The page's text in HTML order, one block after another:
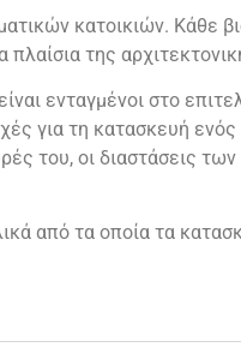
κατοικιών. Κάθε
της
ενταγμένοι στο
για τη κατασκευή ενός
του, οι διαστάσεις
από τα οποία τα